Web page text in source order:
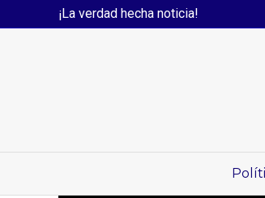
¡La verdad hecha noticia!